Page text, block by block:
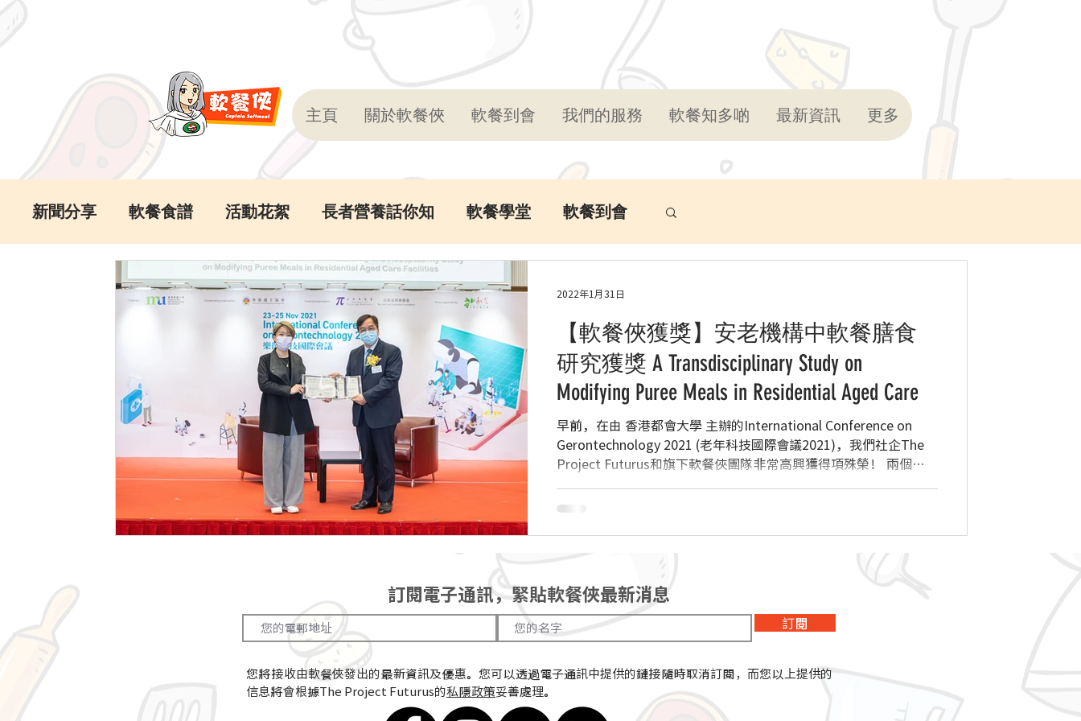
主頁 關於軟餐俠 軟餐到會 我們的服務 軟餐知多啲 最新資訊 更多
新聞分享 軟餐食譜 活動花絮 長者營養話你知 軟餐學堂 軟餐到會
【軟餐俠獲獎】安老機構中軟餐膳食
研究獲獎 A Transdisciplinary Study on
Modifying Puree Meals in Residential Aged Care
早前，在由 香港都會大學 主辦的International Conference on
Gerontechnology 2021 (老年科技國際會議2021)，我們社企The
Project Futurus和旗下軟餐俠團隊非常高興獲得項殊榮！ 兩個獎
2022年1月31日
訂閱電子通訊，緊貼軟餐俠最新消息
訂閱
您將接收由軟餐俠發出的最新資訊及優惠。您可以透過電子通訊中提供的鏈接隨時取消訂閱，而您以上提供的
信息將會根據The Project Futurus的私隱政策妥善處理。